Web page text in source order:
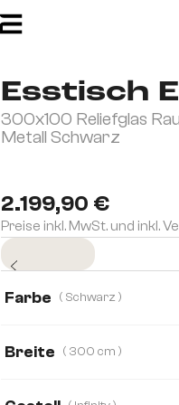
Esstisch
300x100 Reliefglas
Metall Schwarz
2.199,90 €
Preise inkl. MwSt. und inkl.
Farbe ( Schwarz )
Breite ( 300 cm )